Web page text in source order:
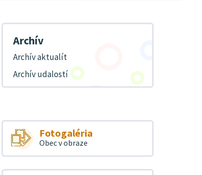
Archív
Archív aktualít
Archív udalostí
Fotogaléria
Obec v obraze